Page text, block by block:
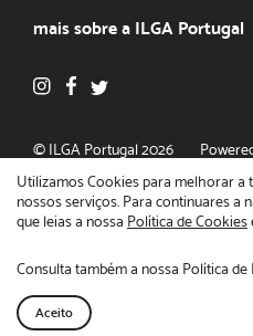
Utilizamos Cookies para melhorar a
nossos serviços. Para continuares a
que leias a nossa Política de Cookies
Consulta também a nossa Política de
Aceito
Destaque
O teu apoio faz a diferença!
mais sobre a ILGA Portugal
© ILGA Portugal 2026
Política de privacidade